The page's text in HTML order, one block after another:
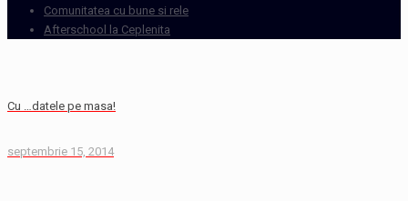
Comunitatea cu bune si rele
Afterschool la Ceplenita
Cu …datele pe masa!
septembrie 15, 2014